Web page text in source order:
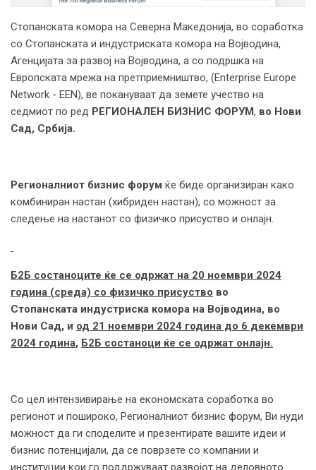
Стопанската комора на Северна Македонија, во соработка
со Стопанската и индустриската комора на Војводина,
Агенцијата за развој на Војводина, а со подршка на
Европската мрежа на претприемништво, (Enterprise Europe
Network - EEN), ве покануваат да земете учество на
седмиот по ред РЕГИОНАЛЕН БИЗНИС ФОРУМ, во Нови
Сад, Србија.
Регионалниот бизнис форум ќе биде организиран како
комбиниран настан (хибриден настан), со можност за
следење на настанот со физичко присуство и онлајн.
Б2Б состаноците ќе се одржат на 20 ноември 2024
година (среда) со физичко присуство во
Стопанската индустриска комора на Војводина, во
Нови Сад, и од 21 ноември 2024 година до 6 декември
2024 година, Б2Б состаноци ќе се одржат oнлајн.
Со цел интензивирање на економската соработка во
регионот и пошироко, Регионалниот бизнис форум, Ви нуди
можност да ги споделите и презентирате вашите идеи и
бизнис потенцијали, да се поврзете со компании и
институции кои го поддржуваат развојот на деловното